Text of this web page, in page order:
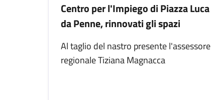
Centro per l'Impiego di Piazza Luca
da Penne, rinnovati gli spazi
Al taglio del nastro presente l'assessore
regionale Tiziana Magnacca